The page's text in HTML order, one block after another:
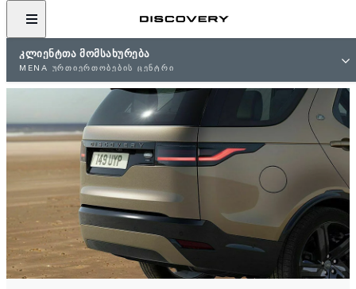
ᲙᲚᲘᲔᲜᲢᲗᲐ ᲛᲝᲛᲡᲐᲮᲣᲠᲔᲑᲐ
MENA ᲣᲠᲗᲘᲔᲠᲗᲝᲑᲔᲑᲘᲡ ᲪᲔᲜᲢᲠᲘ